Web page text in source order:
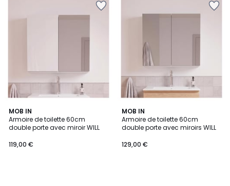
MOB IN
Armoire de toilette 60cm
double porte avec miroir WILL
119,00 €
MOB IN
Armoire de toilette 60cm
double porte avec miroirs WILL
129,00 €